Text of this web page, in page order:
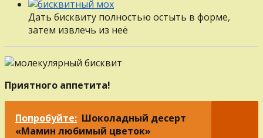
Дать бисквиту полностью остыть в форме,
затем извлечь из неё
Приятного аппетита!
Попробуйте: Шоколадный десерт
«Мамин любимый цветок»